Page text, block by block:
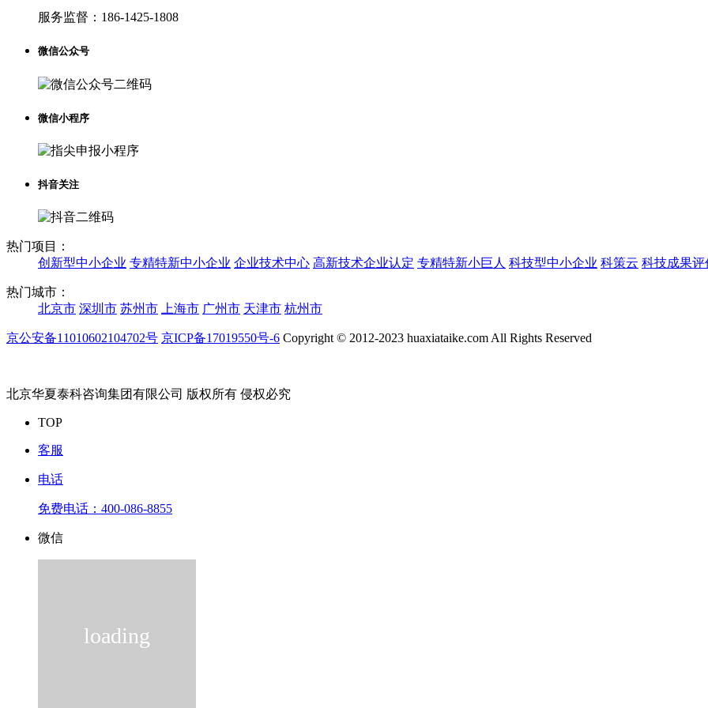
服务监督： 186-1425-1808
微信公众号
微信小程序
抖音关注
热门项目：
创新型中小企业 专精特新中小企业 企业技术中心 高新技术企业认定 专精特新小巨人 科技型中小企业 科策云 科技成果评
热门城市：
北京市 深圳市 苏州市 上海市 广州市 天津市 杭州市
京公安备11010602104702号 京ICP备17019550号-6 Copyright © 2012-2023 huaxiataike.com All Rights Reserved
北京华夏泰科咨询集团有限公司 版权所有 侵权必究
TOP
客服
电话
免费电话： 400-086-8855
微信